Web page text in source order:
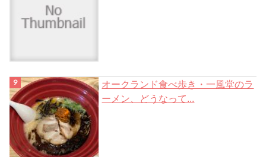
オークランド食べ歩き・一風堂のラ
ーメン、どうなって...